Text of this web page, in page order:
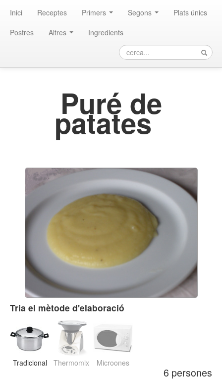
Inici Receptes Primers Segons
Plats únics
Postres
Altres Ingredients
Puré de
patates
Tria el mètode d'elaboració
Tradicional Thermomix Microones
6 persones